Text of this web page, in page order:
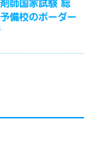
師国家試験 総
備校のボーダー